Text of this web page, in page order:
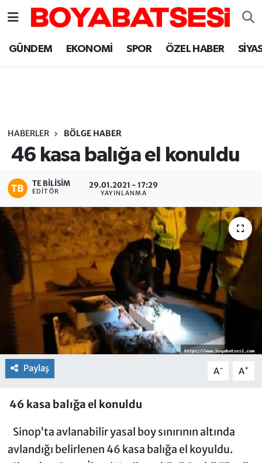
GÜNDEM EKONOMİ SPOR ÖZEL HABER
HABERLER BÖLGE HABER
46 kasa balığa el konuldu
TE BILISIM
EDITÖR
29.01.2021 - 17:29
YAYINLANMA
Paylaş A- A+
46 kasa balığa el konuldu
Sinop’ta avlanabilir yasal boy sınırının altında
avlandığı belirlenen 46 kasa balığa el koyuldu.
Sinop Nöbetçi Eczaneler
Sinop Trafik Yoğunluk Haritası
Süper Lig Puan Durumu ve Fikstür
Tüm Manşetler
Son Dakika Haberleri
Haber Arşivi